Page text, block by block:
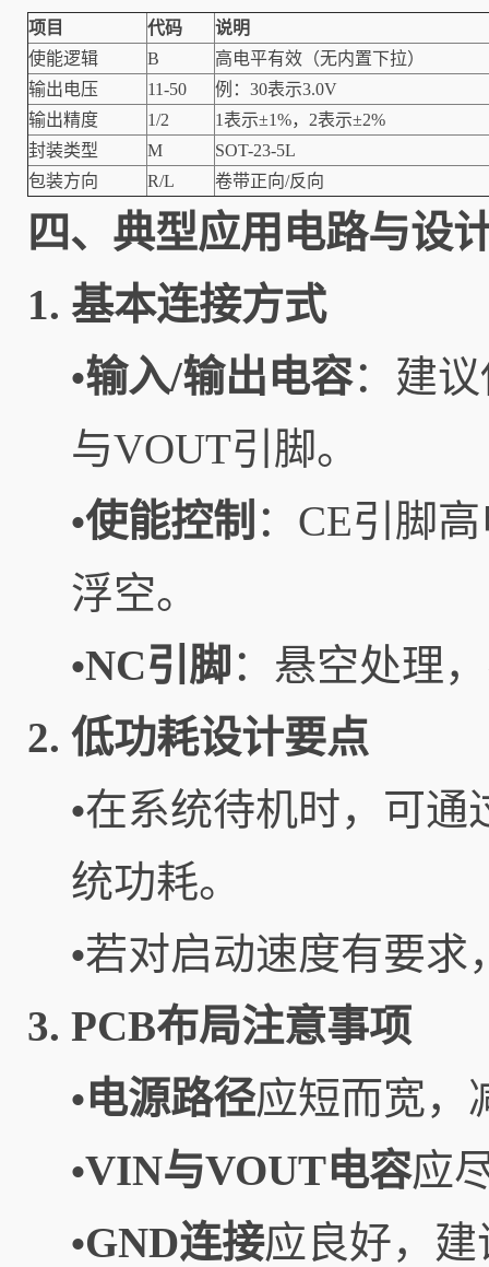
项目 代码
说明
使能逻辑
B
高电平有效（无内置下拉）
输出电压
11-50
例：30表示3.0V
输出精度
1/2
1表示±1%，2表示±2%
封装类型
M
SOT-23-5L
包装方向
R/L 卷带正向/反向
四、典型应用电路与设
1. 基本连接方式
•输入/输出电容：建
与VOUT引脚。
•使能控制 ：CE引脚
浮空。
•NC引脚：悬空处理
2. 低功耗设计要点
•在系统待机时，可通
统功耗。
•若对启动速度有要求
3. PCB布局注意事项
•电源路径应短而宽，
•VIN与VOUT电容应
•GND连接应良好，